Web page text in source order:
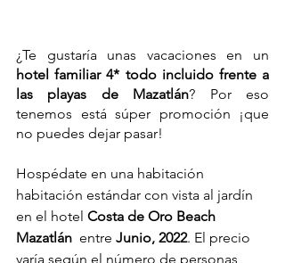
VIAJES 2027
hotel familiar 4* todo incluido frente a
las playas de Mazatlán? Por eso
tenemos está súper promoción ¡que
no puedes dejar pasar!
Hospédate en una habitación
habitación estándar con vista al jardín
en el hotel Costa de Oro Beach
Mazatlán
  entre
Junio, 2022. El precio
varía según el número de personas